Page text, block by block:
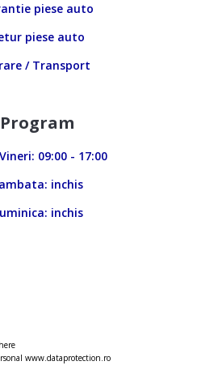
piese auto
piese auto
/ Transport
Program
09:00 - 17:00
inchis
inchis
www.dataprotection.ro